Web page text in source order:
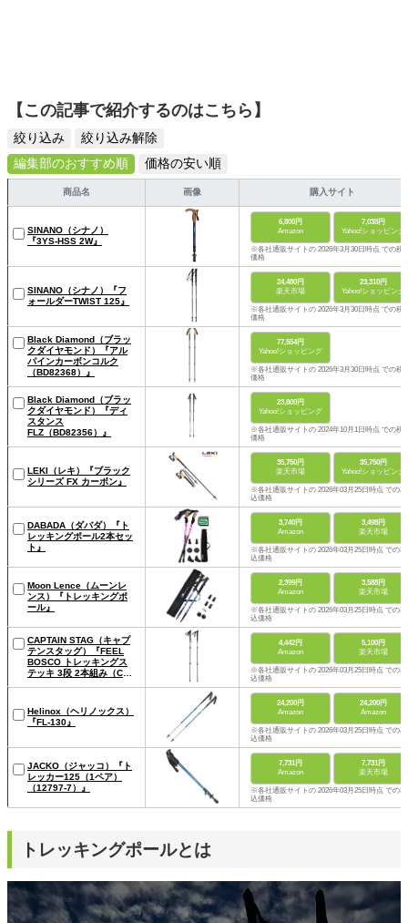
【この記事で紹介するのはこちら】
絞り込み
絞り込み解除
編集部のおすすめ順
価格の安い順
商品名 画像 購入サイト
SINANO（シナノ）
『3YS-HSS 2W』
6,800円
Amazon
7,038円
Yahoo!ショッピング
※各社通販サイトの 2026年3月30日時点 での税
価格
SINANO（シナノ）『フ
ォールダーTWIST 125』
24,480円
楽天市場
23,310円
Yahoo!ショッピング
※各社通販サイトの 2026年3月30日時点 での税
価格
Black Diamond（ブラッ
クダイヤモンド）『アル
パインカーボンコルク
（BD82368）』
77,554円
Yahoo!ショッピング
※各社通販サイトの 2026年3月30日時点 での税
価格
Black Diamond（ブラッ
クダイヤモンド）『ディ
スタンス
FLZ（BD82356）』
23,800円
Yahoo!ショッピング
※各社通販サイトの 2024年10月1日時点 での税
価格
LEKI（レキ）『ブラック
シリーズ FX カーボン』
35,750円
楽天市場
35,750円
Yahoo!ショッピング
※各社通販サイトの 2026年03月25日時点 での税
込価格
DABADA（ダバダ）『ト
レッキングポール2本セッ
ト』
3,740円
Amazon
3,498円
楽天市場
※各社通販サイトの 2026年03月25日時点 での税
込価格
Moon Lence（ムーンレ
ンス）『トレッキングポ
ール』
2,399円
Amazon
3,588円
楽天市場
※各社通販サイトの 2026年03月25日時点 での税
込価格
CAPTAIN STAG（キャプ
テンスタッグ）『FEEL
BOSCO トレッキングス
テッキ 3段 2本組み（CSI-
4,442円
Amazon
5,100円
楽天市場
※各社通販サイトの 2026年03月25日時点 での税
込価格
Helinox（ヘリノックス）
『FL-130』
24,200円
Amazon
24,200円
Amazon
※各社通販サイトの 2026年03月25日時点 での税
込価格
JACKO（ジャッコ）『ト
レッカー125（1ペア）
（12797-7）』
7,731円
Amazon
7,731円
楽天市場
※各社通販サイトの 2026年03月25日時点 での税
込価格
トレッキングポールとは